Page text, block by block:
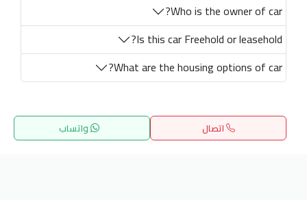
Who is the owner of car?
Is this car Freehold or leasehold?
What are the housing options of car?
اتصال واتساب
الرئيسية بحث المفضلة القائمة